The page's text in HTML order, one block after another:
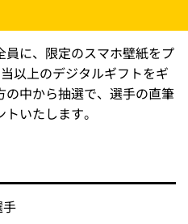
に、限定のスマホ壁紙をプ
以上のデジタルギフトをギ
の中から抽選で、選手の直筆
いたします。